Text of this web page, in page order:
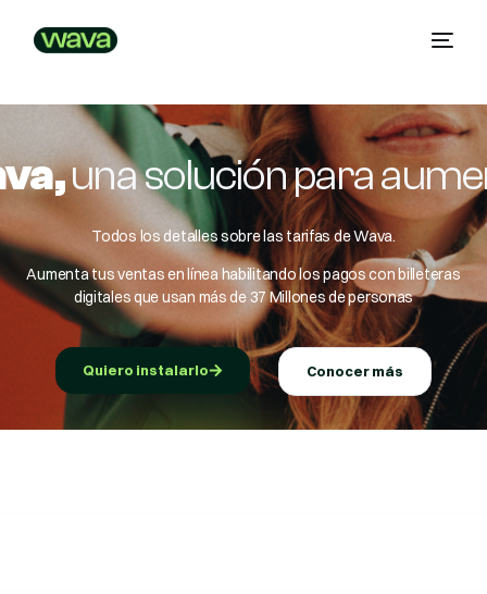
una solución para
Todos los detalles sobre las tarifas de Wava.
Aumenta tus ventas en línea habilitando los pagos con billeteras
digitales que usan más de 37 Millones de personas
Quiero instalarlo Conocer más